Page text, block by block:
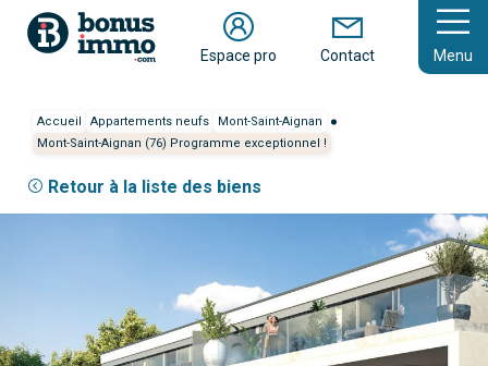
Espace pro Contact Menu
Accueil Appartements neufs
Mont-Saint-Aignan
Mont-Saint-Aignan (76) Programme exceptionnel !
Retour à la liste des biens